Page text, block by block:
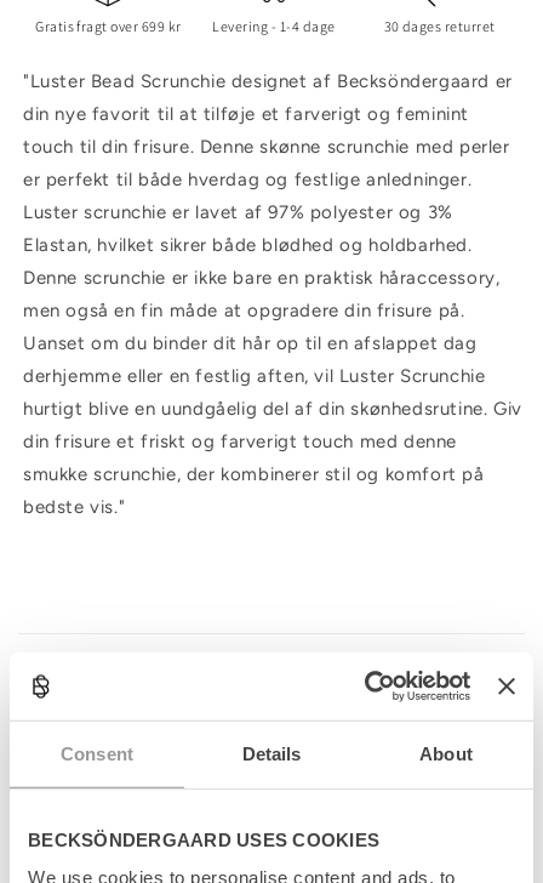
Consent Details About
BECKSÖNDERGAARD USES COOKIES
We use cookies to personalise content and ads, to
Gratis fragt over 699 kr Levering - 1-4 dage 30 dages returret
"Luster Bead Scrunchie designet af Becksöndergaard er
din nye favorit til at tilføje et farverigt og feminint
touch til din frisure. Denne skønne scrunchie med perler
er perfekt til både hverdag og festlige anledninger.
Luster scrunchie er lavet af 97% polyester og 3%
Elastan, hvilket sikrer både blødhed og holdbarhed.
Denne scrunchie er ikke bare en praktisk håraccessory,
men også en fin måde at opgradere din frisure på.
Uanset om du binder dit hår op til en afslappet dag
derhjemme eller en festlig aften, vil Luster Scrunchie
hurtigt blive en uundgåelig del af din skønhedsrutine. Giv
din frisure et friskt og farverigt touch med denne
smukke scrunchie, der kombinerer stil og komfort på
bedste vis."
i
Størrelsesguide
Returnering